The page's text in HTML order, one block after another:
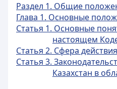
Раздел 1. Общие
Глава 1. Основные
Статья 1. Основные
настоящем
Статья 2. Сфера
Статья 3.
Казахстан в